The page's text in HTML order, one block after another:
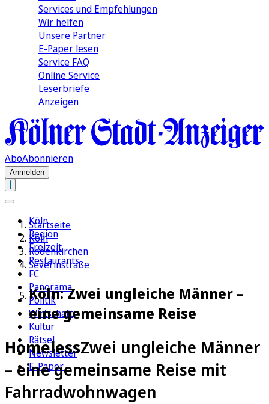
Services und Empfehlungen
Wir helfen
Unsere Partner
E-Paper lesen
Service FAQ
Online Service
Leserbriefe
Anzeigen
AboAbonnieren
Anmelden
Köln
Region
Freizeit
Restaurants
FC
Panorama
Politik
Wirtschaft
Kultur
Rätsel
Newsletter
E-Paper
Startseite
Köln
Rodenkirchen
Severinstraße
Köln: Zwei ungleiche Männer –
eine gemeinsame Reise
HomelessZwei ungleiche Männer
– eine gemeinsame Reise mit
Fahrradwohnwagen